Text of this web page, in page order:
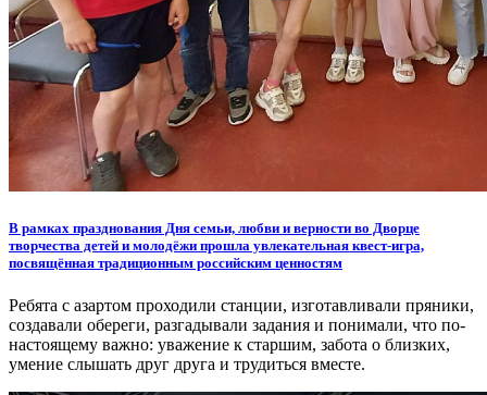
В рамках празднования Дня семьи, любви и верности во Дворце
творчества детей и молодёжи прошла увлекательная квест-игра,
посвящённая традиционным российским ценностям
Ребята с азартом проходили станции, изготавливали пряники,
создавали обереги, разгадывали задания и понимали, что по-
настоящему важно: уважение к старшим, забота о близких,
умение слышать друг друга и трудиться вместе.